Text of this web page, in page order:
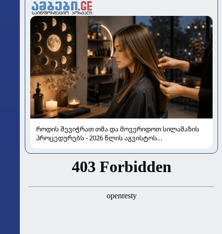
როდის შევიჭრათ თმა და მოვერიდოთ სილამაზის
პროცედურებს - 2026 წლის აგვისტოს